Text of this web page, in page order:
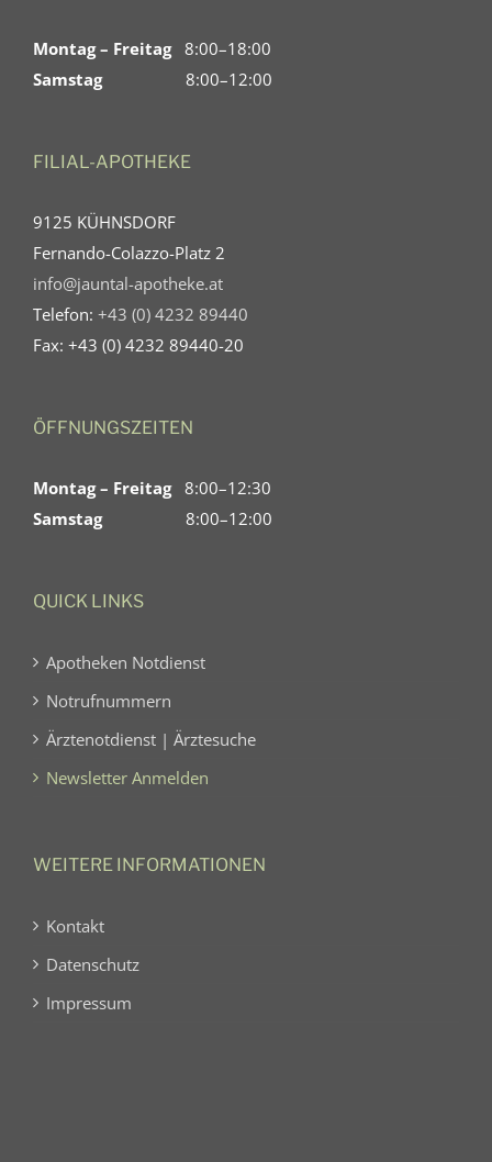
Montag – Freitag8:00–18:00
Samstag 8:00–12:00
FILIAL-APOTHEKE
9125 KÜHNSDORF
Fernando-Colazzo-Platz 2
info@jauntal-apotheke.at
Telefon: +43 (0) 4232 89440
Fax: +43 (0) 4232 89440-20
ÖFFNUNGSZEITEN
Montag – Freitag8:00–12:30
Samstag8:00–12:00
QUICK LINKS
Apotheken Notdienst
Notrufnummern
Ärztenotdienst | Ärztesuche
Newsletter Anmelden
WEITERE INFORMATIONEN
Kontakt
Datenschutz
Impressum